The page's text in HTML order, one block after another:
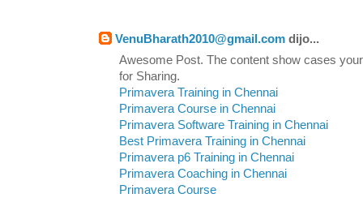
VenuBharath2010@gmail.com dijo...
Awesome Post. The content show cases
for Sharing.
Primavera Training in Chennai
Primavera Course in Chennai
Primavera Software Training in Chennai
Best Primavera Training in Chennai
Primavera p6 Training in Chennai
Primavera Coaching in Chennai
Primavera Course